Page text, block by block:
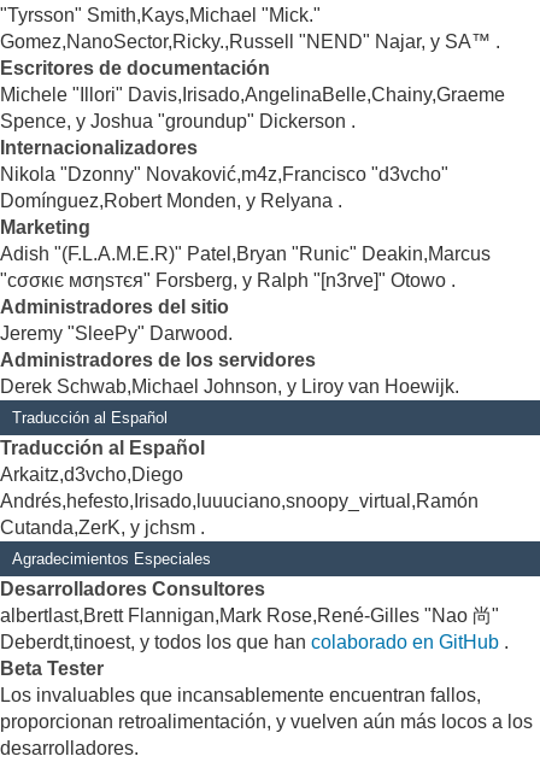
"Tyrsson" Smith,Kays,Michael "Mick."
Gomez,NanoSector,Ricky.,Russell "NEND" Najar, y SA™ .
Escritores de documentación
Michele "Illori" Davis,Irisado,AngelinaBelle,Chainy,Graeme
Spence, y Joshua "groundup" Dickerson .
Internacionalizadores
Nikola "Dzonny" Novaković,m4z,Francisco "d3vcho"
Domínguez,Robert Monden, y Relyana .
Marketing
Adish "(F.L.A.M.E.R)" Patel,Bryan "Runic" Deakin,Marcus
"cσσкιє мσηѕтєя" Forsberg, y Ralph "[n3rve]" Otowo .
Administradores del sitio
Jeremy "SleePy" Darwood.
Administradores de los servidores
Derek Schwab,Michael Johnson, y Liroy van Hoewijk.
Traducción al Español
Traducción al Español
Arkaitz,d3vcho,Diego
Andrés,hefesto,Irisado,luuuciano,snoopy_virtual,Ramón
Cutanda,ZerK, y jchsm .
Agradecimientos Especiales
Desarrolladores Consultores
albertlast,Brett Flannigan,Mark Rose,René-Gilles "Nao 尚"
Deberdt,tinoest, y todos los que han colaborado en GitHub .
Beta Tester
Los invaluables que incansablemente encuentran fallos,
proporcionan retroalimentación, y vuelven aún más locos a los
desarrolladores.